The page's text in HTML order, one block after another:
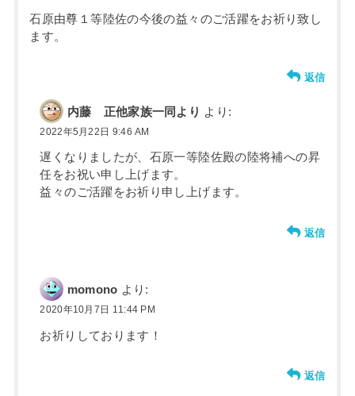
石原由尊１等陸佐の今後の益々のご活躍をお祈り致し
ます。
返信
内藤 正他家族一同より より:
2022年5月22日 9:46 AM
遅くなりましたが、石原一等陸佐殿の陸将補への昇
任をお祝い申し上げます。
益々のご活躍をお祈り申し上げます。
返信
momono より:
2020年10月7日 11:44 PM
お祈りしております！
返信